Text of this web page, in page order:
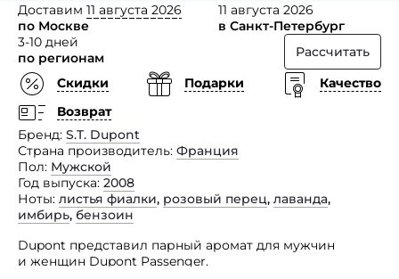
Доставим 11 августа 2026
по Москве
11 августа 2026
в Санкт-Петербург
3-10 дней
по регионам
Рассчитать
Скидки
Подарки
Качество
Возврат
Бренд S.T. Dupont
Страна производитель Франция
Пол Мужской
Год выпуска 2008
Ноты листья фиалки, розовый перец, лаванда,
имбирь, бензоин
Dupont представил парный аромат для мужчин
и женщин Dupont Passenger.